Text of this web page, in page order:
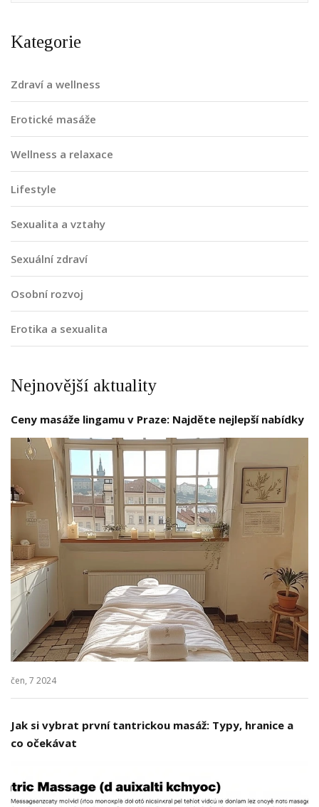
Kategorie
Zdraví a wellness
Erotické masáže
Wellness a relaxace
Lifestyle
Sexualita a vztahy
Sexuální zdraví
Osobní rozvoj
Erotika a sexualita
Nejnovější aktuality
Ceny masáže lingamu v Praze: Najděte nejlepší nabídky
čen, 7 2024
Jak si vybrat první tantrickou masáž: Typy, hranice a
co očekávat